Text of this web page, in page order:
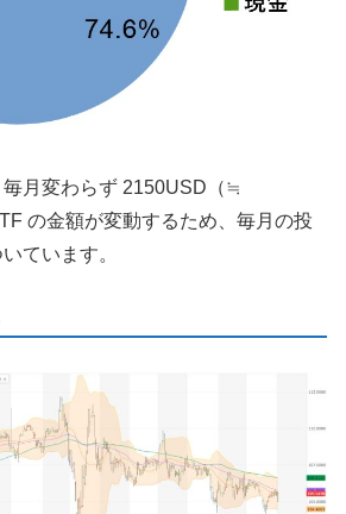
月変わらず 2150USD（≒
の金額が変動するため、毎月の投
ています。